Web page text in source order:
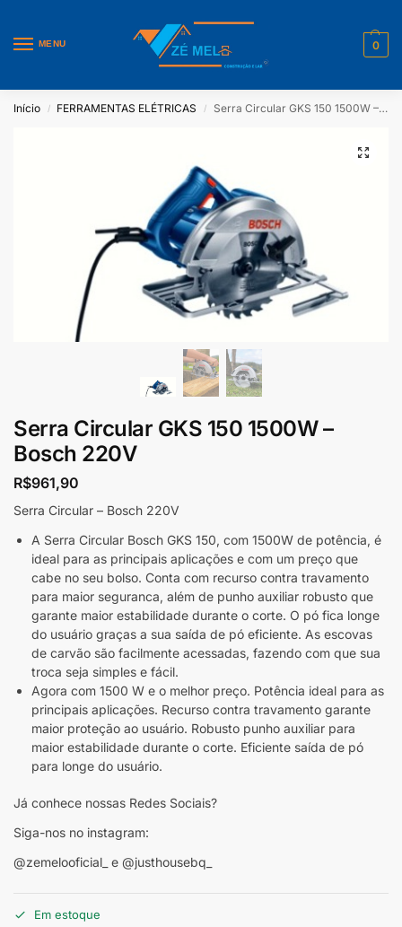
MENU 0
Início / FERRAMENTAS ELÉTRICAS / Serra Circular GKS 150 1500W – Bosch 220V
Serra Circular GKS 150 1500W –
Bosch 220V
R$961,90
Serra Circular – Bosch 220V
A Serra Circular Bosch GKS 150, com 1500W de potência, é
ideal para as principais aplicações e com um preço que
cabe no seu bolso. Conta com recurso contra travamento
para maior seguranca, além de punho auxiliar robusto que
garante maior estabilidade durante o corte. O pó fica longe
do usuário graças a sua saída de pó eficiente. As escovas
de carvão são facilmente acessadas, fazendo com que sua
troca seja simples e fácil.
Agora com 1500 W e o melhor preço. Potência ideal para as
principais aplicações. Recurso contra travamento garante
maior proteção ao usuário. Robusto punho auxiliar para
maior estabilidade durante o corte. Eficiente saída de pó
para longe do usuário.
Já conhece nossas Redes Sociais?
Siga-nos no instagram:
@zemelooficial_ e @justhousebq_
Em estoque